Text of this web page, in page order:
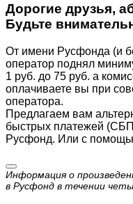
Дорогие друзья,
Будьте
От имени Русфонда (и
оператор поднял
1 руб. до 75 руб. а
оплачиваете вы при
оператора.
Предлагаем вам
быстрых платежей
Русфонд. Или с
Информация о
в Русфонд в течении